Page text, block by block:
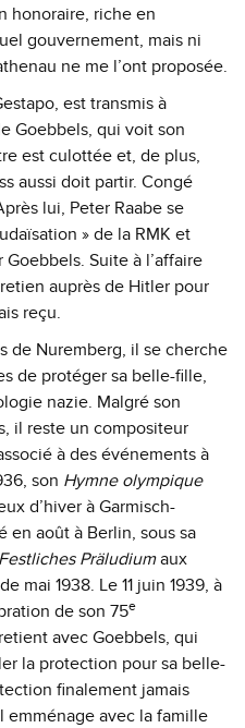
honoraire, riche en
gouvernement, mais ni
ne me l’ont proposée.
est transmis à
Goebbels, qui voit son
est culottée et, de plus,
aussi doit partir. Congé
lui, Peter Raabe se
» de la RMK et
Suite à l’affaire
auprès de Hitler pour
reçu.
de Nuremberg, il se cherche
de protéger sa belle-fille,
nazie. Malgré son
il reste un compositeur
à des événements à
son Hymne olympique
d’hiver à Garmisch-
en août à Berlin, sous sa
Festliches Präludiumaux
mai 1938. Le 11 juin 1939, à
de son 75e
avec Goebbels, qui
la protection pour sa belle-
finalement jamais
emménage avec la famille